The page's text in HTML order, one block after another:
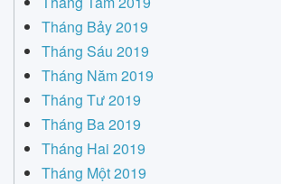
Tháng Bảy 2019
Tháng Sáu 2019
Tháng Năm 2019
Tháng Tư 2019
Tháng Ba 2019
Tháng Hai 2019
Tháng Một 2019